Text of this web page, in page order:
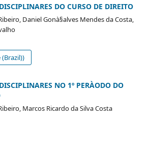
DO CURSO DE DIREITO
Daniel Gonà§alves Mendes da Costa,
NO 1º PERÀODO DO
Marcos Ricardo da Silva Costa